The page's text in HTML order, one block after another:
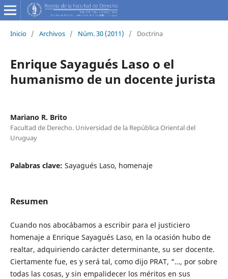
Inicio / Archivos / Núm. 30 (2011) / Doctrina
Enrique Sayagués Laso o el
humanismo de un docente jurista
Mariano R. Brito
Facultad de Derecho. Universidad de la República Oriental del
Uruguay
Palabras clave: Sayagués Laso, homenaje
Resumen
Cuando nos abocábamos a escribir para el justiciero
homenaje a Enrique Sayagués Laso, en la ocasión hubo de
realtar, adquiriendo carácter determinante, su ser docente.
Ciertamente fue, es y será tal, como dijo PRAT, “…, por sobre
todas las cosas, y sin empalidecer los méritos en sus